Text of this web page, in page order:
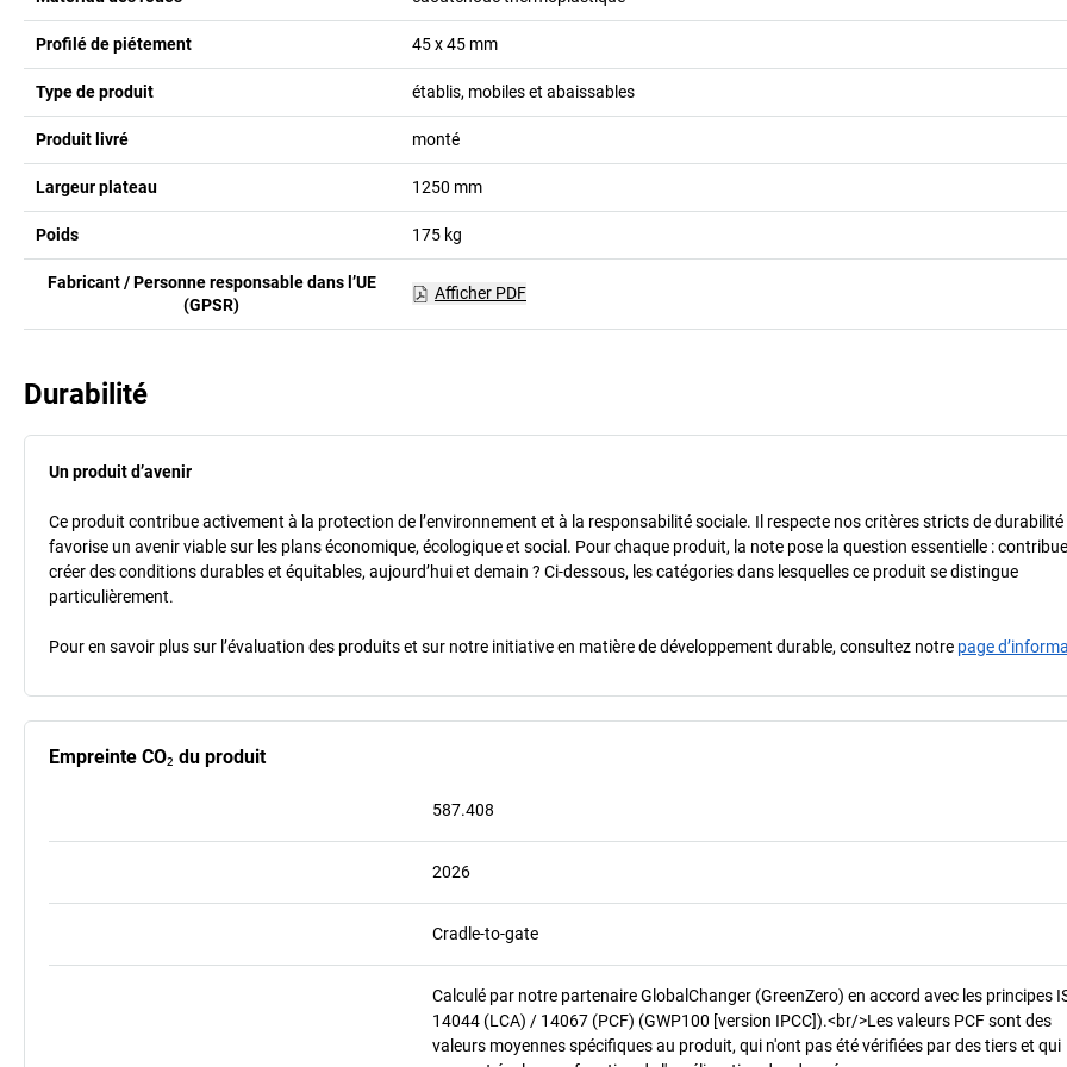
Profilé de piétement 45 x 45 mm
Type de produit établis, mobiles et abaissables
Produit livré monté
Largeur plateau 1250 mm
Poids 175 kg
Fabricant / Personne responsable dans l’UE
(GPSR)
Afficher PDF
Durabilité
Un produit d’avenir
Ce produit contribue activement à la protection de l’environnement et à la responsabilité sociale. Il respecte nos critères stricts de durabilité
favorise un avenir viable sur les plans économique, écologique et social. Pour chaque produit, la note pose la question essentielle :
créer des conditions durables et équitables, aujourd’hui et demain ? Ci-dessous, les catégories dans lesquelles ce produit se distingue
particulièrement.
Pour en savoir plus sur l’évaluation des produits et sur notre initiative en matière de développement durable, consultez notre page
Empreinte CO₂ du produit
587.408
2026
Cradle-to-gate
Calculé par notre partenaire GlobalChanger (GreenZero) en accord avec les principes
14044 (LCA) / 14067 (PCF) (GWP100 [version IPCC]).<br/>Les valeurs PCF sont des
valeurs moyennes spécifiques au produit, qui n'ont pas été vérifiées par des tiers et qui